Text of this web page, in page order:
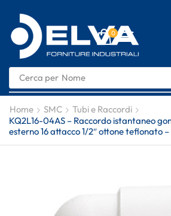
0
Cerca per Nome
Home SMC
Tubi e Raccordi
KQ2L16-04AS – Raccordo istantaneo
esterno 16 attacco 1/2″ ottone teflonato –